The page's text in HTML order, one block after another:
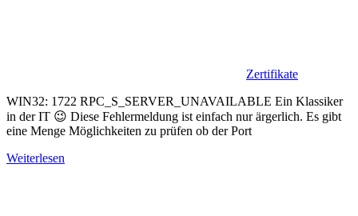
Zertifikate
WIN32: 1722 RPC_S_SERVER_UNAVAILABLE Ein Klassiker
in der IT 😉 Diese Fehlermeldung ist einfach nur ärgerlich. Es gibt
eine Menge Möglichkeiten zu prüfen ob der Port
Weiterlesen